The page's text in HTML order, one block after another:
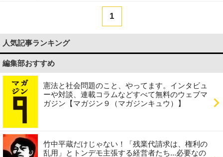
1
人気記事ランキング
編集部おすすめ
憲法と社会問題のこと、やってます。インタビュ
ーや対談、連載コラムなどすべて無料のウェブマ
ガジン【マガジン９（マガジンキュウ）】
竹中平蔵だけじゃない！「残業代請求は、権利の
乱用」とトンデモ主張する経営者たち...必要なの